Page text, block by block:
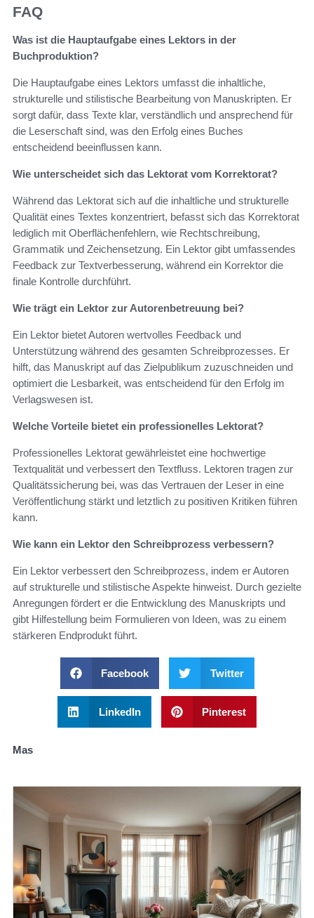
FAQ
Was ist die Hauptaufgabe eines Lektors in der
Buchproduktion?
Die Hauptaufgabe eines Lektors umfasst die inhaltliche,
strukturelle und stilistische Bearbeitung von Manuskripten. Er
sorgt dafür, dass Texte klar, verständlich und ansprechend für
die Leserschaft sind, was den Erfolg eines Buches
entscheidend beeinflussen kann.
Wie unterscheidet sich das Lektorat vom Korrektorat?
Während das Lektorat sich auf die inhaltliche und strukturelle
Qualität eines Textes konzentriert, befasst sich das Korrektorat
lediglich mit Oberflächenfehlern, wie Rechtschreibung,
Grammatik und Zeichensetzung. Ein Lektor gibt umfassendes
Feedback zur Textverbesserung, während ein Korrektor die
finale Kontrolle durchführt.
Wie trägt ein Lektor zur Autorenbetreuung bei?
Ein Lektor bietet Autoren wertvolles Feedback und
Unterstützung während des gesamten Schreibprozesses. Er
hilft, das Manuskript auf das Zielpublikum zuzuschneiden und
optimiert die Lesbarkeit, was entscheidend für den Erfolg im
Verlagswesen ist.
Welche Vorteile bietet ein professionelles Lektorat?
Professionelles Lektorat gewährleistet eine hochwertige
Textqualität und verbessert den Textfluss. Lektoren tragen zur
Qualitätssicherung bei, was das Vertrauen der Leser in eine
Veröffentlichung stärkt und letztlich zu positiven Kritiken führen
kann.
Wie kann ein Lektor den Schreibprozess verbessern?
Ein Lektor verbessert den Schreibprozess, indem er Autoren
auf strukturelle und stilistische Aspekte hinweist. Durch gezielte
Anregungen fördert er die Entwicklung des Manuskripts und
gibt Hilfestellung beim Formulieren von Ideen, was zu einem
stärkeren Endprodukt führt.
Facebook Twitter
LinkedIn Pinterest
Mas